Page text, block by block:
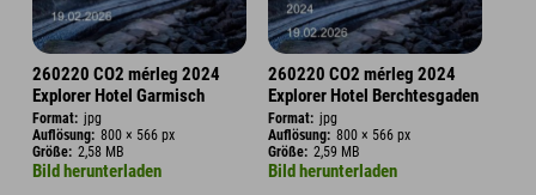
260220 CO2 mérleg 2024
Explorer Hotel Garmisch
Format: jpg
Auflösung: 800 × 566 px
Größe: 2,58 MB
Bild herunterladen
260220 CO2 mérleg 2024
Explorer Hotel Berchtesgaden
Format: jpg
Auflösung: 800 × 566 px
Größe: 2,59 MB
Bild herunterladen